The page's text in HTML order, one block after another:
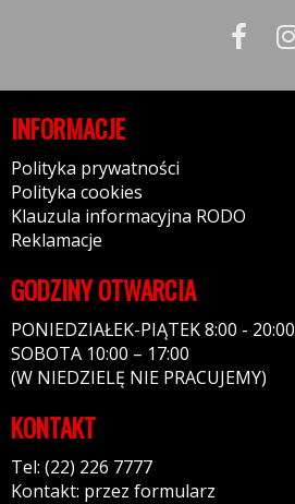
INFORMACJE
Polityka prywatności
Polityka cookies
Klauzula informacyjna RODO
Reklamacje
GODZINY OTWARCIA
PONIEDZIAŁEK-PIĄTEK 8:00 - 20:00
SOBOTA 10:00 – 17:00
(W NIEDZIELĘ NIE PRACUJEMY)
KONTAKT
Tel: (22) 226 7777
Kontakt: przez formularz